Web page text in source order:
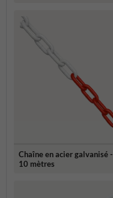
Chaîne en acier galvanisé -
10 mètres